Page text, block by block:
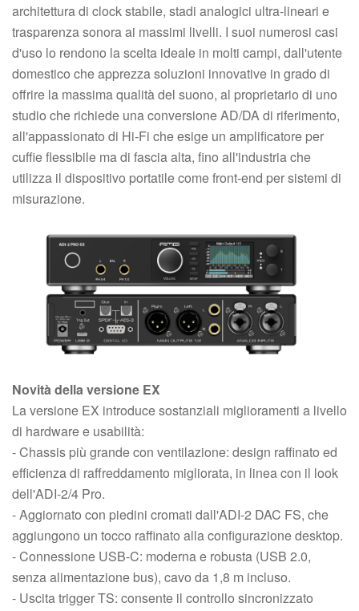
architettura di clock stabile, stadi analogici ultra-lineari e
trasparenza sonora ai massimi livelli. I suoi numerosi casi
d'uso lo rendono la scelta ideale in molti campi, dall'utente
domestico che apprezza soluzioni innovative in grado di
offrire la massima qualità del suono, al proprietario di uno
studio che richiede una conversione AD/DA di riferimento,
all'appassionato di Hi-Fi che esige un amplificatore per
cuffie flessibile ma di fascia alta, fino all'industria che
utilizza il dispositivo portatile come front-end per sistemi di
misurazione.
Novità della versione EX
La versione EX introduce sostanziali miglioramenti a livello
di hardware e usabilità:
- Chassis più grande con ventilazione: design raffinato ed
efficienza di raffreddamento migliorata, in linea con il look
dell'ADI-2/4 Pro.
- Aggiornato con piedini cromati dall'ADI-2 DAC FS, che
aggiungono un tocco raffinato alla configurazione desktop.
- Connessione USB-C: moderna e robusta (USB 2.0,
senza alimentazione bus), cavo da 1,8 m incluso.
- Uscita trigger TS: consente il controllo sincronizzato